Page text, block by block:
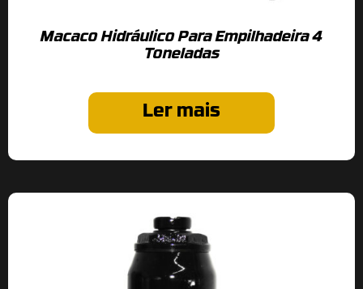
Macaco Hidráulico Para Empilhadeira 4
Toneladas
Ler mais